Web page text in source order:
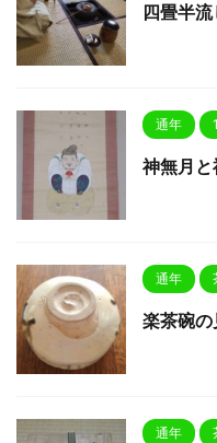
四畳半
通年
神無月と
通年
楽茶碗
通年